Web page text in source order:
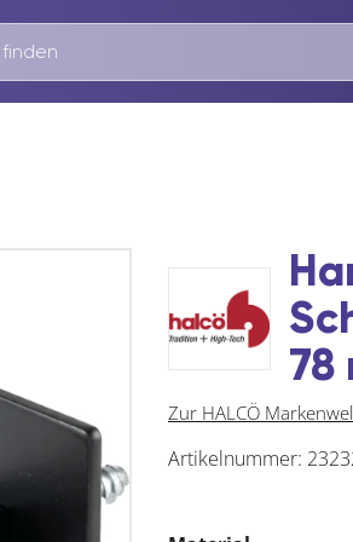
78
Zur HALCÖ
Artikelnummer: